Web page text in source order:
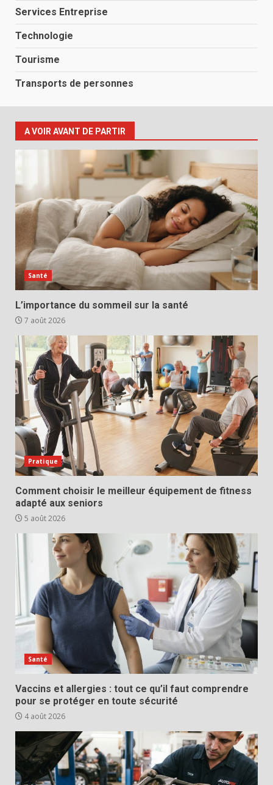
Services Entreprise
Technologie
Tourisme
Transports de personnes
A VOIR AVANT DE PARTIR
Santé
L’importance du sommeil sur la santé
7 août 2026
Pratique
Comment choisir le meilleur équipement de fitness
adapté aux seniors
5 août 2026
Santé
Vaccins et allergies : tout ce qu’il faut comprendre
pour se protéger en toute sécurité
4 août 2026